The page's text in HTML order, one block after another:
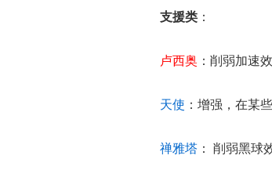
支援类 ：
卢西奥 ：削弱加速
天使 ：增强，在某
禅雅塔 ： 削弱黑球